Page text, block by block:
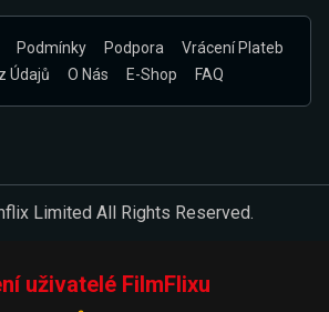
Podmínky Podpora
Vrácení Plateb
Údajů
O Nás E-Shop FAQ
Limited All Rights Reserved.
uživatelé FilmFlixu